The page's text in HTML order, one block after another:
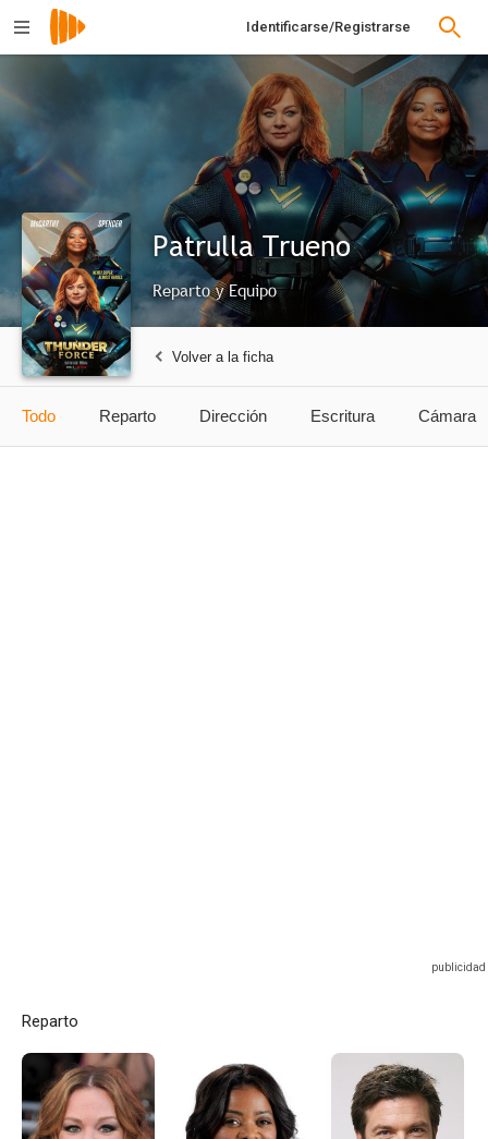
Identificarse/Registrarse
Patrulla Trueno
Reparto y Equipo
Volver a la ficha
Todo Reparto Dirección Escritura Cámara
Reparto